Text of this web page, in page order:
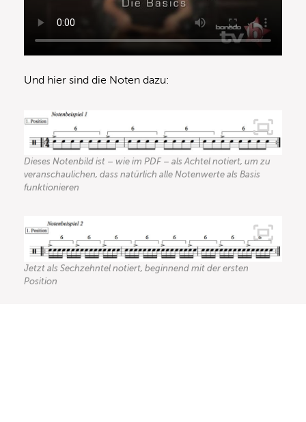
Und hier sind die Noten dazu:
Dieses Notenbild ist – wie im PDF – als Achtel notiert, um zu
veranschaulichen, dass natürlich alle Notenwerte als Basis
funktionieren
Jetzt als Sechzehntel notiert, beginnend mit der ersten
Position